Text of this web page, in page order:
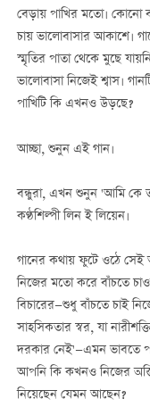
বেড়ায় পাখির মতো। কোনো
চায় ভালোবাসার আকাশে।
স্মৃতির পাতা থেকে মুছে
ভালোবাসা নিজেই শ্বাস।
পাখিটি কি এখনও উড়ছে?
আচ্ছা, শুনুন এই গান।
বন্ধুরা, এখন শুনুন 'আমি কে
কণ্ঠশিল্পী লিন ই লিয়েন।
গানের কথায় ফুটে ওঠে সেই
নিজের মতো করে বাঁচতে
বিচারের—শুধু বাঁচতে চাই
সাহসিকতার স্বর, যা
দরকার নেই'—এমন ভাবতে
আপনি কি কখনও নিজের
নিয়েছেন যেমন আছেন?